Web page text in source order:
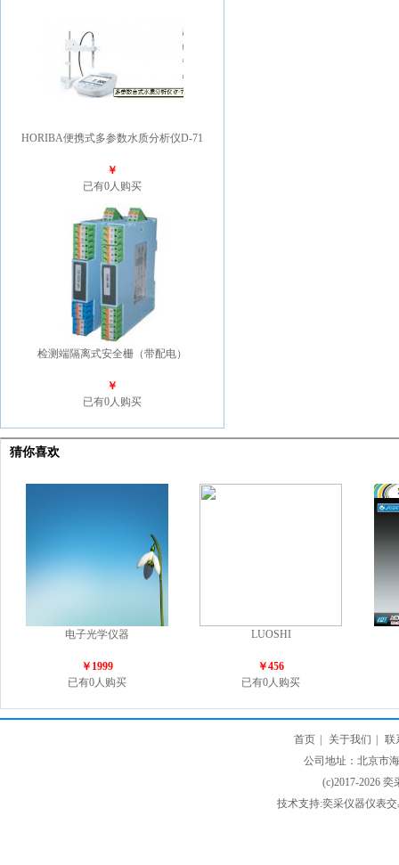
HORIBA便携式多参数水质分析仪D-71
￥
已有0人购买
检测端隔离式安全栅（带配电）
￥
已有0人购买
猜你喜欢
电子光学仪器
￥1999
已有0人购买
LUOSHI
￥456
已有0人购买
首页 关于我们
联
公司地址：北京市
(c)2017-2026
技术支持:奕采仪器仪表